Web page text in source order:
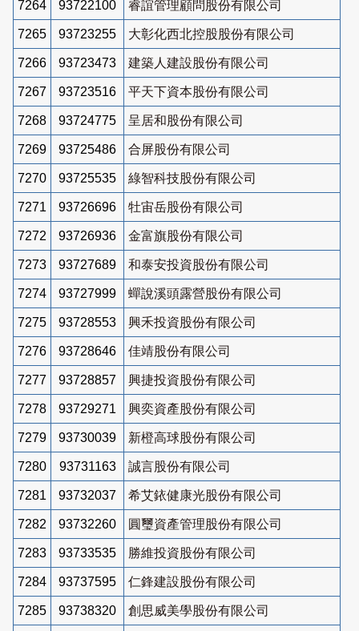
7264 93722100 睿誼管理顧問股份有限公司
7265 93723255 大彰化西北控股股份有限公司
7266 93723473 建築人建設股份有限公司
7267 93723516 平天下資本股份有限公司
7268 93724775 呈居和股份有限公司
7269 93725486 合屏股份有限公司
7270 93725535 綠智科技股份有限公司
7271 93726696 牡宙岳股份有限公司
7272 93726936 金富旗股份有限公司
7273 93727689 和泰安投資股份有限公司
7274 93727999 蟬說溪頭露營股份有限公司
7275 93728553 興禾投資股份有限公司
7276 93728646 佳靖股份有限公司
7277 93728857 興捷投資股份有限公司
7278 93729271 興奕資產股份有限公司
7279 93730039 新橙高球股份有限公司
7280 93731163 誠言股份有限公司
7281 93732037 希艾銥健康光股份有限公司
7282 93732260 圓璽資產管理股份有限公司
7283 93733535 勝維投資股份有限公司
7284 93737595 仁鋒建設股份有限公司
7285 93738320 創思威美學股份有限公司